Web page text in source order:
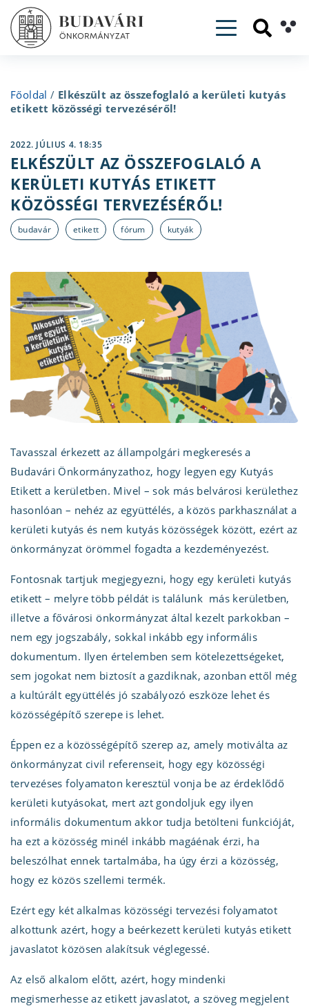
Toggle
Főoldal / Elkészült az összefoglaló a kerületi kutyás
etikett közösségi tervezéséről!
2022. JÚLIUS 4. 18:35
ELKÉSZÜLT AZ ÖSSZEFOGLALÓ A
KERÜLETI KUTYÁS ETIKETT
KÖZÖSSÉGI TERVEZÉSÉRŐL!
budavár etikett fórum kutyák
Tavasszal érkezett az állampolgári megkeresés a
Budavári Önkormányzathoz, hogy legyen egy Kutyás
Etikett a kerületben. Mivel – sok más belvárosi kerülethez
hasonlóan – nehéz az együttélés, a közös parkhasználat a
kerületi kutyás és nem kutyás közösségek között, ezért az
önkormányzat örömmel fogadta a kezdeményezést.
Fontosnak tartjuk megjegyezni, hogy egy kerületi kutyás
etikett – melyre több példát is találunk más kerületben,
illetve a fővárosi önkormányzat által kezelt parkokban –
nem egy jogszabály, sokkal inkább egy informális
dokumentum. Ilyen értelemben sem kötelezettségeket,
sem jogokat nem biztosít a gazdiknak, azonban ettől még
a kultúrált együttélés jó szabályozó eszköze lehet és
közösségépítő szerepe is lehet.
Éppen ez a közösségépítő szerep az, amely motiválta az
önkormányzat civil referenseit, hogy egy közösségi
tervezéses folyamaton keresztül vonja be az érdeklődő
kerületi kutyásokat, mert azt gondoljuk egy ilyen
informális dokumentum akkor tudja betölteni funkcióját,
ha ezt a közösség minél inkább magáénak érzi, ha
beleszólhat ennek tartalmába, ha úgy érzi a közösség,
hogy ez közös szellemi termék.
Ezért egy két alkalmas közösségi tervezési folyamatot
alkottunk azért, hogy a beérkezett kerületi kutyás etikett
javaslatot közösen alakítsuk véglegessé.
Az első alkalom előtt, azért, hogy mindenki
megismerhesse az etikett javaslatot, a szöveg megjelent